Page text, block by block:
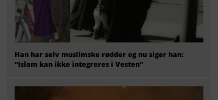
Han har selv muslimske rødder og nu siger han:
“Islam kan ikke integreres i Vesten”